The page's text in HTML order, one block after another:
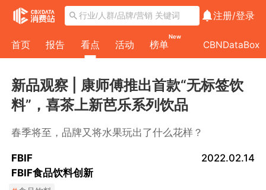
注册/登录
首页 报告 看点 活动 榜单
New
CBNDataBox
新品观察 | 康师傅推出首款“无标签饮
料”，喜茶上新芭乐系列饮品
春季将至，品牌又将水果玩出了什么花样？
FBIF
FBIF食品饮料创新
2022.02.14